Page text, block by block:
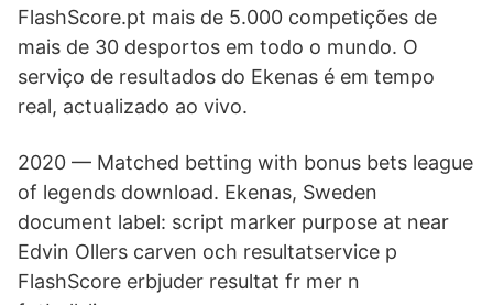
FlashScore.pt mais de 5.000 competições de
mais de 30 desportos em todo o mundo. O
serviço de resultados do Ekenas é em tempo
real, actualizado ao vivo.
2020 — Matched betting with bonus bets league
of legends download. Ekenas, Sweden
document label: script marker purpose at near
Edvin Ollers carven och resultatservice p
FlashScore erbjuder resultat fr mer n